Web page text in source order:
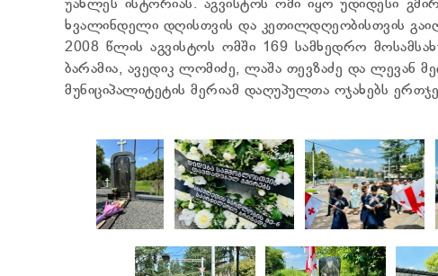
უახლეს ისტორიას. აგვისტოს ომი იყო უდიდესი
ხვალინდელი დღისთვის და კეთილდღეობისთვის
2008 წლის აგვისტოს ომში 169 სამხედრო
ბარამია, ავედიკ ლომიძე, ლაშა თევზაძე და ლევან
მუნიციპალიტეტის მერიამ დაღუპულთა ოჯახებს